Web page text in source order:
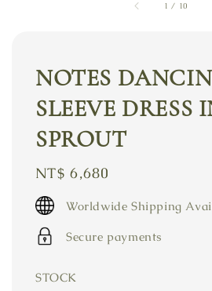
1 / 10
NOTES
SLEEVE DRESS
SPROUT
Regular
price
NT$ 6,680
Worldwide Shipping
Secure payments
STOCK